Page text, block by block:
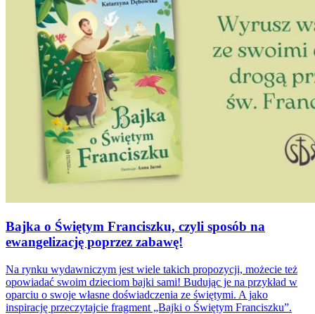
Bajka o Świętym Franciszku, czyli sposób na
ewangelizację poprzez zabawę!
Na rynku wydawniczym jest wiele takich propozycji, możecie też
opowiadać swoim dzieciom bajki sami! Budując je na przykład w
oparciu o swoje własne doświadczenia ze świętymi. A jako
inspirację przeczytajcie fragment „Bajki o Świętym Franciszku”.